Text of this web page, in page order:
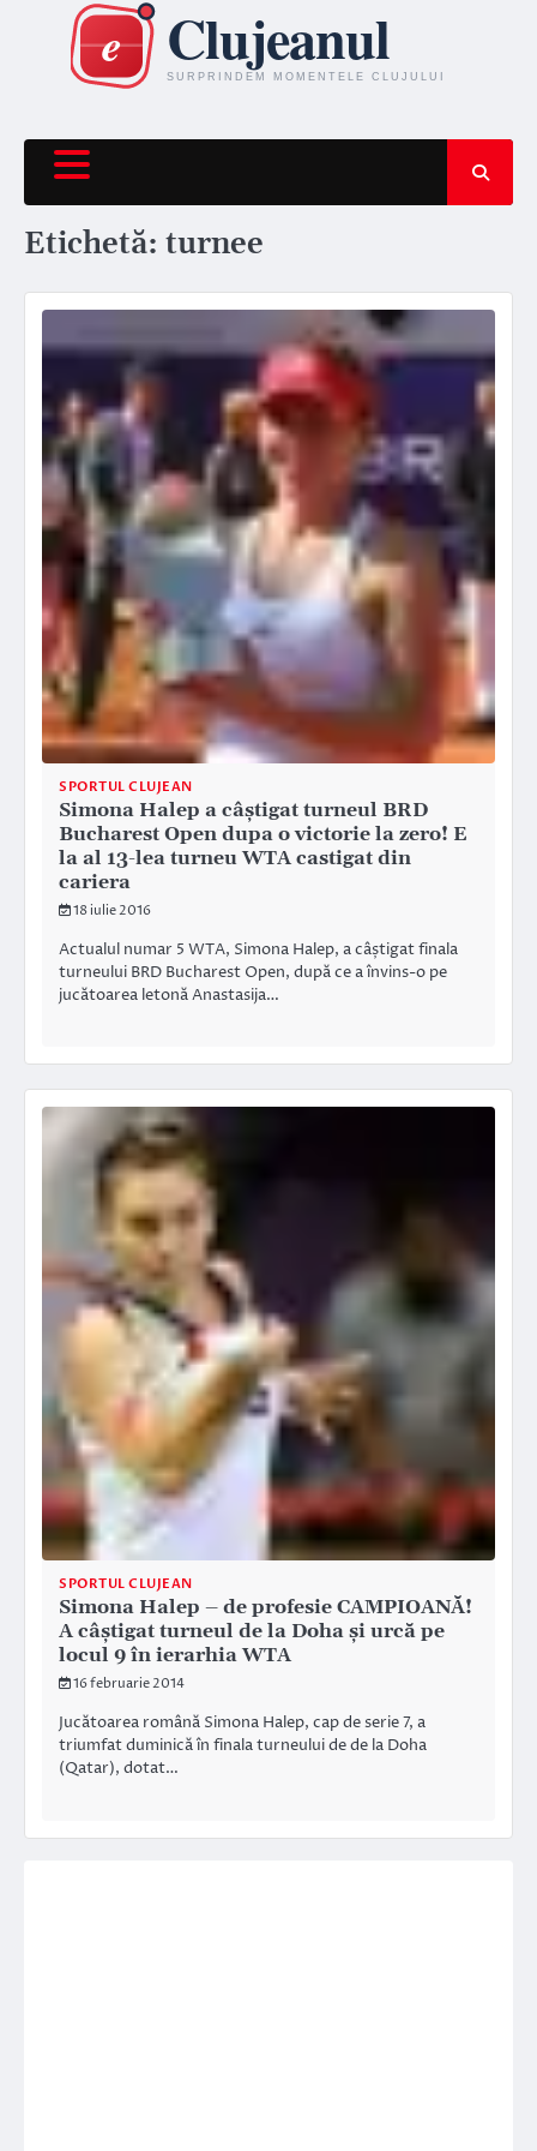
content
Etichetă: turnee
SPORTUL CLUJEAN
Simona Halep a câștigat turneul BRD
Bucharest Open dupa o victorie la zero! E
la al 13-lea turneu WTA castigat din
cariera
18 iulie 2016
Actualul numar 5 WTA, Simona Halep, a câștigat finala
turneului BRD Bucharest Open, după ce a învins-o pe
jucătoarea letonă Anastasija…
SPORTUL CLUJEAN
Simona Halep – de profesie CAMPIOANĂ!
A câştigat turneul de la Doha şi urcă pe
locul 9 în ierarhia WTA
16 februarie 2014
Jucătoarea română Simona Halep, cap de serie 7, a
triumfat duminică în finala turneului de de la Doha
(Qatar), dotat…